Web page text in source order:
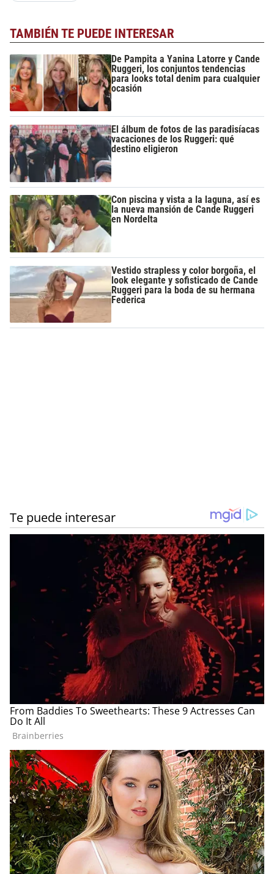
TAMBIÉN TE PUEDE INTERESAR
De Pampita a Yanina Latorre y Cande
Ruggeri, los conjuntos tendencias
para looks total denim para cualquier
ocasión
El álbum de fotos de las paradisíacas
vacaciones de los Ruggeri: qué
destino eligieron
Con piscina y vista a la laguna, así es
la nueva mansión de Cande Ruggeri
en Nordelta
Vestido strapless y color borgoña, el
look elegante y sofisticado de Cande
Ruggeri para la boda de su hermana
Federica